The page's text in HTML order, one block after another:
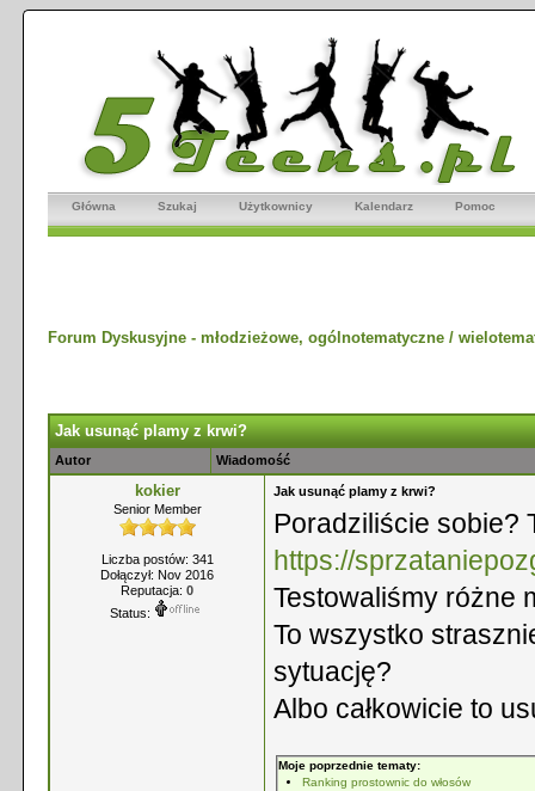
Główna Szukaj Użytkownicy Kalendarz Pomoc
Forum Dyskusyjne - młodzieżowe, ogólnotematyczne /
Jak usunąć plamy z krwi?
Autor Wiadomość
kokier
Senior Member
Liczba postów: 341
Dołączył: Nov 2016
Reputacja: 0
Status:
Jak usunąć plamy z krwi?
Poradziliście sobie?
https://
Testowaliśmy różne
To wszystko
sytuację?
Albo całkowicie to
Moje poprzednie tematy:
Ranking prostownic do włosów